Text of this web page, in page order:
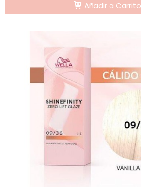
Añadir a Carrito